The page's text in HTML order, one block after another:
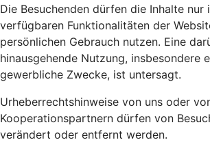
Die Besuchenden dürfen die Inhalte nur
verfügbaren Funktionalitäten der
persönlichen Gebrauch nutzen. Eine
hinausgehende Nutzung, insbesondere
gewerbliche Zwecke, ist untersagt.
Urheberrechtshinweise von uns oder
Kooperationspartnern dürfen von
verändert oder entfernt werden.